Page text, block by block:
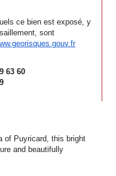
ce bien est exposé, y
sont
63 60
of Puyricard, this bright
and beautifully